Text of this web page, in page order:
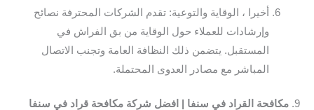
أخيرا ، الوقاية والتوعية: تقدم الشركات المحترفة نصائح
وإرشادات للعملاء حول الوقاية من بق الفراش في
المستقبل. يتضمن ذلك النظافة العامة وتجنب الاتصال
المباشر مع مصادر العدوى المحتملة.
9. مكافحة القراد في سنفا | افضل شركة مكافحة قراد في سنفا